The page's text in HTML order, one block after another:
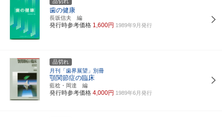
歯の健康
長坂信夫 編
発行時参考価格 1,600円 1989年9月発行
品切れ
月刊「歯界展望」別冊
顎関節症の臨床
藍稔・岡達 編
発行時参考価格 4,000円 1989年6月発行